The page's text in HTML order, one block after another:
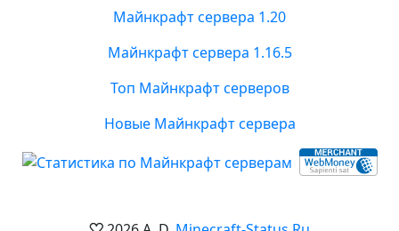
Майнкрафт сервера 1.20
Майнкрафт сервера 1.16.5
Топ Майнкрафт серверов
Новые Майнкрафт сервера